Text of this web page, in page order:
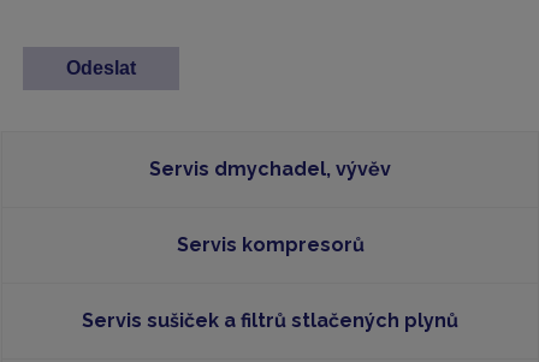
Servis dmychadel, vývěv
Servis kompresorů
Servis sušiček a filtrů stlačených plynů